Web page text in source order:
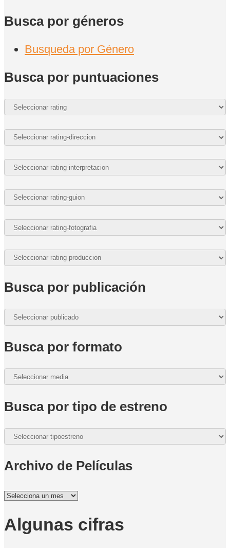
Busca por géneros
Busqueda por Género
Busca por puntuaciones
Busca por publicación
Busca por formato
Busca por tipo de estreno
Archivo de Películas
Archivo
Películas
Algunas cifras